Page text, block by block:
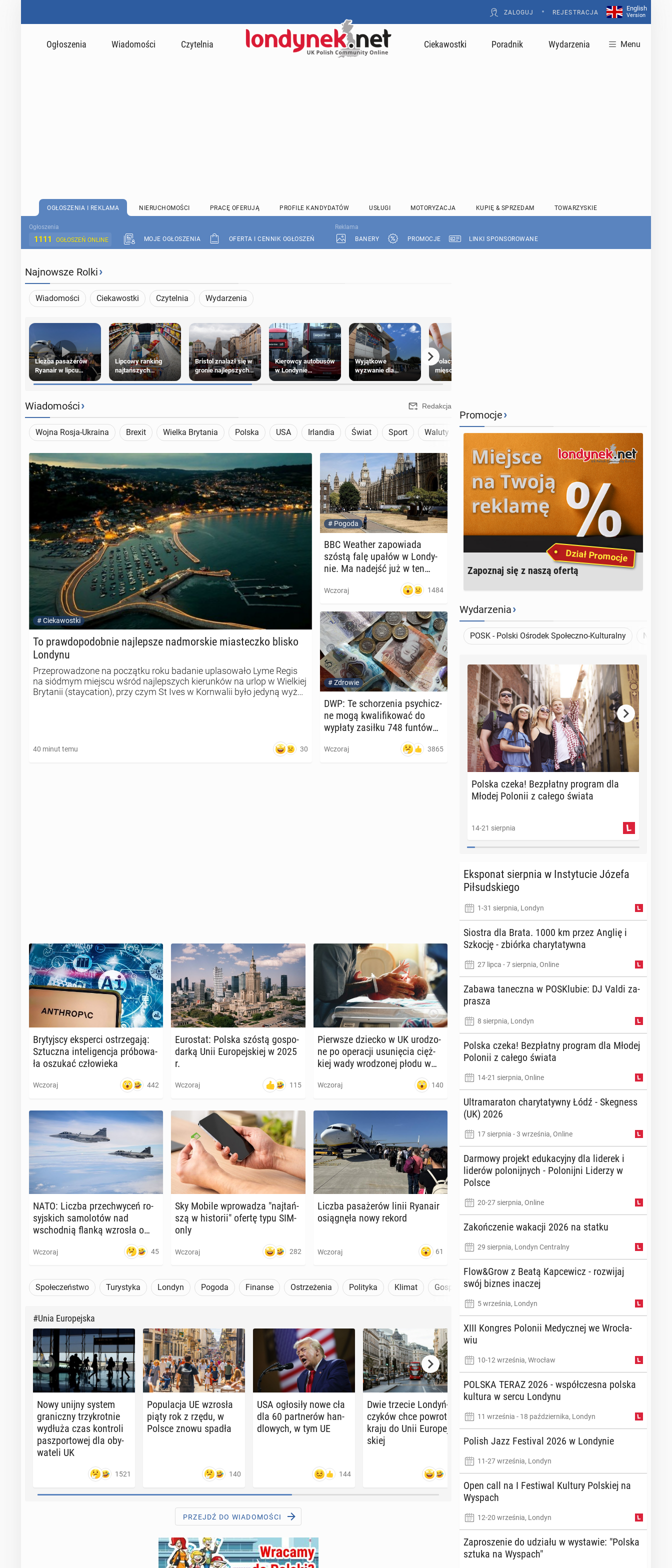
ZALOGUJ • REJESTRACJA
English
Version
Ogłoszenia Wiadomości Czytelnia Ciekawostki Poradnik Wydarzenia Menu
OGŁOSZENIA I REKLAMA NIERUCHOMOŚCI PRACĘ OFERUJĄ PROFILE KANDYDATÓW USŁUGI MOTORYZACJA KUPIĘ & SPRZEDAM TOWARZYSKIE
Ogłoszenia
1111 OGŁOSZEŃ ONLINE MOJE OGŁOSZENIA OFERTA I CENNIK OGŁOSZEŃ
Reklama
BANERY
PROMOCJE LINKI SPONSOROWANE
Najnowsze Rolki›
Wiadomości Ciekawostki Czytelnia Wydarzenia
Liczba pasażerów
Ryanair w lipcu
Lipcowy ranking
najtańszych
supermarketów
Bristol znalazł się w
gronie najlepszych
kierunków podróży
Kierowcy autobusów
w Londynie
zapowiadają strajki
Wyjątkowe
wyzwanie dla
Polacy to
mięsożercy?
Wiadomości› Redakcja
Wojna Rosja-Ukraina Brexit Wielka Brytania Polska USA Irlandia Świat Sport Waluty Więcej
#Ciekawostki
To praw­do­po­dob­nie naj­lep­sze nad­mor­skie mia­stecz­ko blisko
Londynu
Przeprowadzone na początku roku badanie uplasowało Lyme Regis
na siódmym miejscu wśród najlepszych kierunków na urlop w Wielkiej
Brytanii (staycation), przy czym St Ives w Kornwalii było jedyną wyżej
40 minut temu 30
# Pogoda
BBC Weather za­po­wia­da
szóstą falę upałów w Lon­dy­
nie. Ma nadejść już w ten
Wczoraj 1484
# Zdrowie
DWP: Te scho­rze­nia psy­chicz­
ne mogą kwa­li­fi­ko­wać do
wypłaty zasiłku 748 funtów
Wczoraj 3865
Bry­tyj­scy eks­per­ci ostrze­ga­ją:
Sztucz­na in­te­li­gen­cja pró­bo­wa­
ła oszukać czło­wie­ka
Wczoraj 442
Eu­ro­stat: Polska szóstą go­spo­
dar­ką Unii Eu­ro­pej­skiej w 2025
r.
Wczoraj 115
Pierw­sze dziecko w UK uro­dzo­
ne po ope­ra­cji usu­nię­cia cięż­
kiej wady wro­dzo­nej płodu w
Wczoraj 140
NATO: Liczba prze­chwy­ceń ro­
syj­skich sa­mo­lo­tów nad
wschod­nią flanką wzrosła o
Wczoraj 45
Sky Mobile wpro­wa­dza "naj­tań­
szą w hi­sto­rii" ofertę typu SIM-
only
Wczoraj 282
Liczba pa­sa­że­rów linii Ryanair
osią­gnę­ła nowy rekord
Wczoraj 61
Społeczeństwo Turystyka Londyn Pogoda Finanse Ostrzeżenia Polityka Klimat Gospodarka Handel
#Unia Europejska
Nowy unijny system
gra­nicz­ny trzy­krot­nie
wydłuża czas kon­tro­li
pasz­por­to­wej dla oby­
wa­te­li UK
1521
Po­pu­la­cja UE wzrosła
piąty rok z rzędu, w
Polsce znowu spadła
140
USA ogło­si­ły nowe cła
dla 60 part­ne­rów han­
dlo­wych, w tym UE
144
Dwie trzecie Lon­dyń­
czy­ków chce powrotu
kraju do Unii Eu­ro­pej­
skiej
372
Powrót do UE oży­wił­by
lon­dyń­ską go­spo­dar­kę?
Nowy raport mówi o
mi­liar­do­wych zyskach
1326
się do unij­ne­go
wspar­cia obron­no­ści
Ukrainy
PRZEJDŹ DO WIADOMOŚCI
Promocje›
Dział Promocje
Za­po­znaj się z naszą ofertą
Wydarzenia›
POSK - Polski Ośrodek Społeczno-Kulturalny
Polska czeka! Bez­płat­ny program dla
Młodej Polonii z całego świata
14-21 sierpnia
Eks­po­nat sierp­nia w In­sty­tu­cie Józefa
Pił­sud­skie­go
1-31 sierpnia, Londyn
Siostra dla Brata. 1000 km przez Anglię i
Szkocję - zbiórka cha­ry­ta­tyw­na
27 lipca - 7 sierpnia, Online
Zabawa ta­necz­na w PO­SKlu­bie: DJ Valdi za­
pra­sza
8 sierpnia, Londyn
Polska czeka! Bez­płat­ny program dla Młodej
Polonii z całego świata
14-21 sierpnia, Online
Ul­tra­ma­ra­ton cha­ry­ta­tyw­ny Łódź - Ske­gness
(UK) 2026
17 sierpnia - 3 września, Online
Darmowy projekt edu­ka­cyj­ny dla liderek i
liderów po­lo­nij­nych - Po­lo­nij­ni Liderzy w
Polsce
20-27 sierpnia, Online
Za­koń­cze­nie wakacji 2026 na statku
29 sierpnia, Londyn Centralny
Flow&Grow z Beatą Kap­ce­wicz - roz­wi­jaj
swój biznes inaczej
5 września, Londyn
XIII Kongres Polonii Me­dycz­nej we Wro­cła­
wiu
10-12 września, Wrocław
POLSKA TERAZ 2026 - współ­cze­sna polska
kultura w sercu Londynu
11 września - 18 października, Londyn
Polish Jazz Fe­sti­val 2026 w Lon­dy­nie
11-27 września, Londyn
Open call na I Fe­sti­wal Kultury Pol­skiej na
Wyspach
12-20 września, Londyn
Za­pro­sze­nie do udziału w wy­sta­wie: "Polska
sztuka na Wyspach"